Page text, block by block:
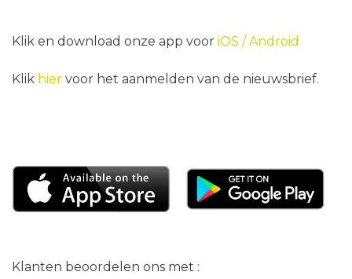
Klik en download onze app voor iOS /Android
Klik hier voor het aanmelden van de nieuwsbrief.
Klanten beoordelen ons met :